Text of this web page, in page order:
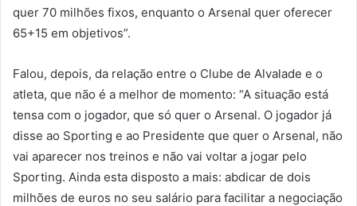
quer 70 milhões fixos, enquanto o Arsenal quer oferecer
65+15 em objetivos”.
Falou, depois, da relação entre o Clube de Alvalade e o
atleta, que não é a melhor de momento: “A situação está
tensa com o jogador, que só quer o Arsenal. O jogador já
disse ao Sporting e ao Presidente que quer o Arsenal, não
vai aparecer nos treinos e não vai voltar a jogar pelo
Sporting. Ainda esta disposto a mais: abdicar de dois
milhões de euros no seu salário para facilitar a negociação